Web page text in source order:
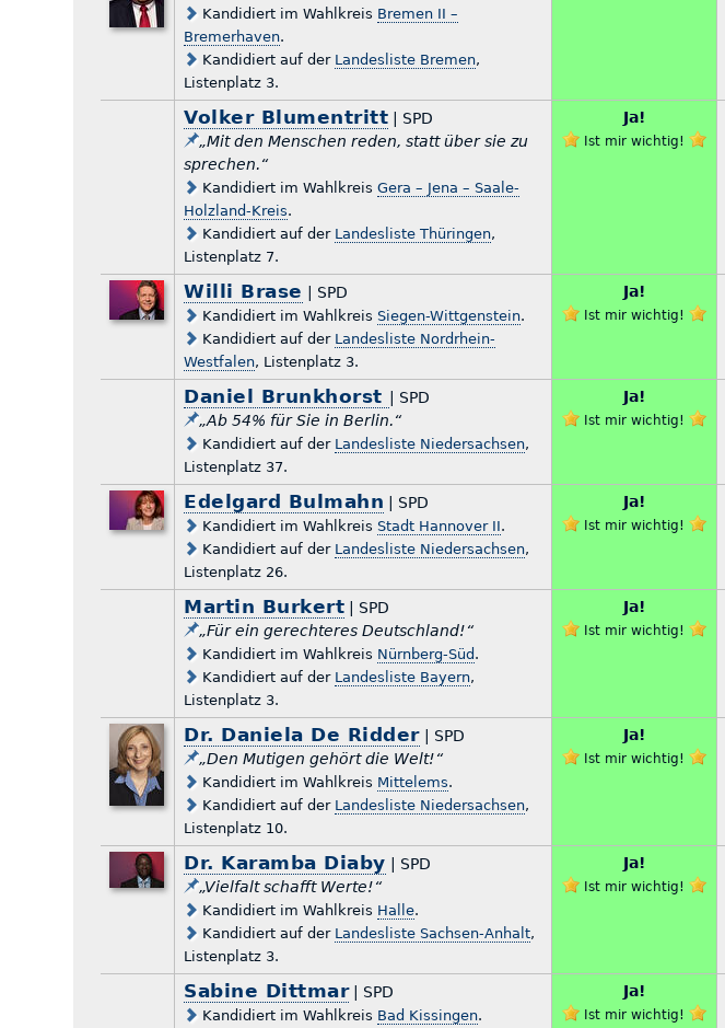
Kandidiert im Wahlkreis Bremen II –
Bremerhaven.
Kandidiert auf der Landesliste Bremen,
Listenplatz 3.
Volker Blumentritt | SPD
„Mit den Menschen reden, statt über sie zu
sprechen.“
Kandidiert im WahlkreisGera – Jena – Saale-
Holzland-Kreis.
Kandidiert auf der Landesliste Thüringen,
Listenplatz 7.
Ja!
Ist mir wichtig!
Willi Brase | SPD
Kandidiert im WahlkreisSiegen-Wittgenstein.
Kandidiert auf der Landesliste Nordrhein-
Westfalen, Listenplatz 3.
Ja!
Ist mir wichtig!
Daniel Brunkhorst
| SPD
„Ab 54% für Sie in Berlin.“
Kandidiert auf der Landesliste Niedersachsen,
Listenplatz 37.
Ja!
Ist mir wichtig!
Edelgard Bulmahn | SPD
Kandidiert im WahlkreisStadt Hannover II.
Kandidiert auf der Landesliste Niedersachsen,
Listenplatz 26.
Ja!
Ist mir wichtig!
Martin Burkert | SPD
„Für ein gerechteres Deutschland!“
Kandidiert im Wahlkreis Nürnberg-Süd .
Kandidiert auf der Landesliste Bayern,
Listenplatz 3.
Ja!
Ist mir wichtig!
Dr. Daniela De Ridder| SPD
„Den Mutigen gehört die Welt!“
Kandidiert im Wahlkreis Mittelems.
Kandidiert auf der Landesliste Niedersachsen,
Listenplatz 10.
Ja!
Ist mir wichtig!
Dr. Karamba Diaby | SPD
„Vielfalt schafft Werte!“
Kandidiert im Wahlkreis Halle.
Kandidiert auf der Landesliste Sachsen-Anhalt,
Listenplatz 3.
Ja!
Ist mir wichtig!
Sabine Dittmar| SPD
Kandidiert im Wahlkreis Bad Kissingen.
Ja!
Ist mir wichtig!